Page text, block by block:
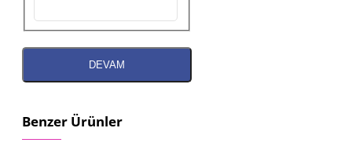
DEVAM
Benzer Ürünler